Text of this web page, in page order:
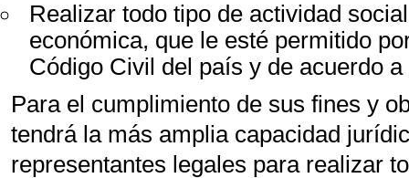
Realizar todo tipo de actividad
económica, que le esté permitido
Código Civil del país y de acuerdo
Para el cumplimiento de sus fines y
tendrá la más amplia capacidad
representantes legales para realizar